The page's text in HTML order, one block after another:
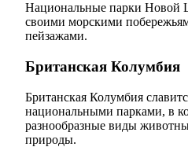
Национальные парки Новой
своими морскими
пейзажами.
Британская Колумбия
Британская Колумбия
национальными парками, в
разнообразные виды
природы.